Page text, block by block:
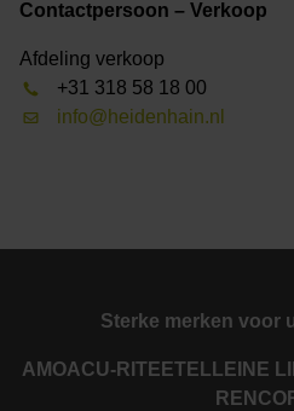
Contactpersoon – Verkoop
Afdeling verkoop
+31 318 58 18 00
info@heidenhain.nl
Sterke merken voor
AMOACU-RITE ETEL LEINE
RENCO